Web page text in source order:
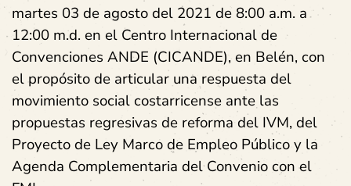
martes 03 de agosto del 2021 de 8:00 a.m. a
12:00 m.d. en el Centro Internacional de
Convenciones ANDE (CICANDE), en Belén, con
el propósito de articular una respuesta del
movimiento social costarricense ante las
propuestas regresivas de reforma del IVM, del
Proyecto de Ley Marco de Empleo Público y la
Agenda Complementaria del Convenio con el